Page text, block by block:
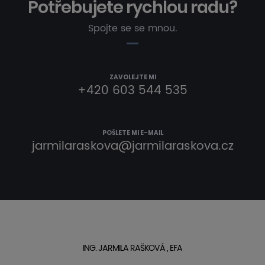
Potřebujete rychlou radu?
Spojte se se mnou.
ZAVOLEJTE MI
+420 603 544 535
POŠLETE MI E-MAIL
jarmilaraskova@jarmilaraskova.cz
ING. JARMILA RAŠKOVÁ , EFA